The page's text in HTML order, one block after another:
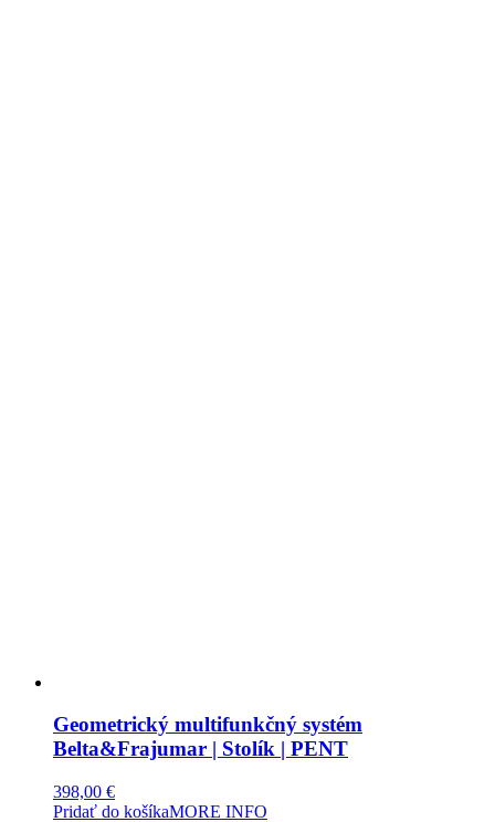
Geometrický multifunkčný systém
Belta&Frajumar | Stolík | PENT
398,00 €
Pridať do košíkaMORE INFO